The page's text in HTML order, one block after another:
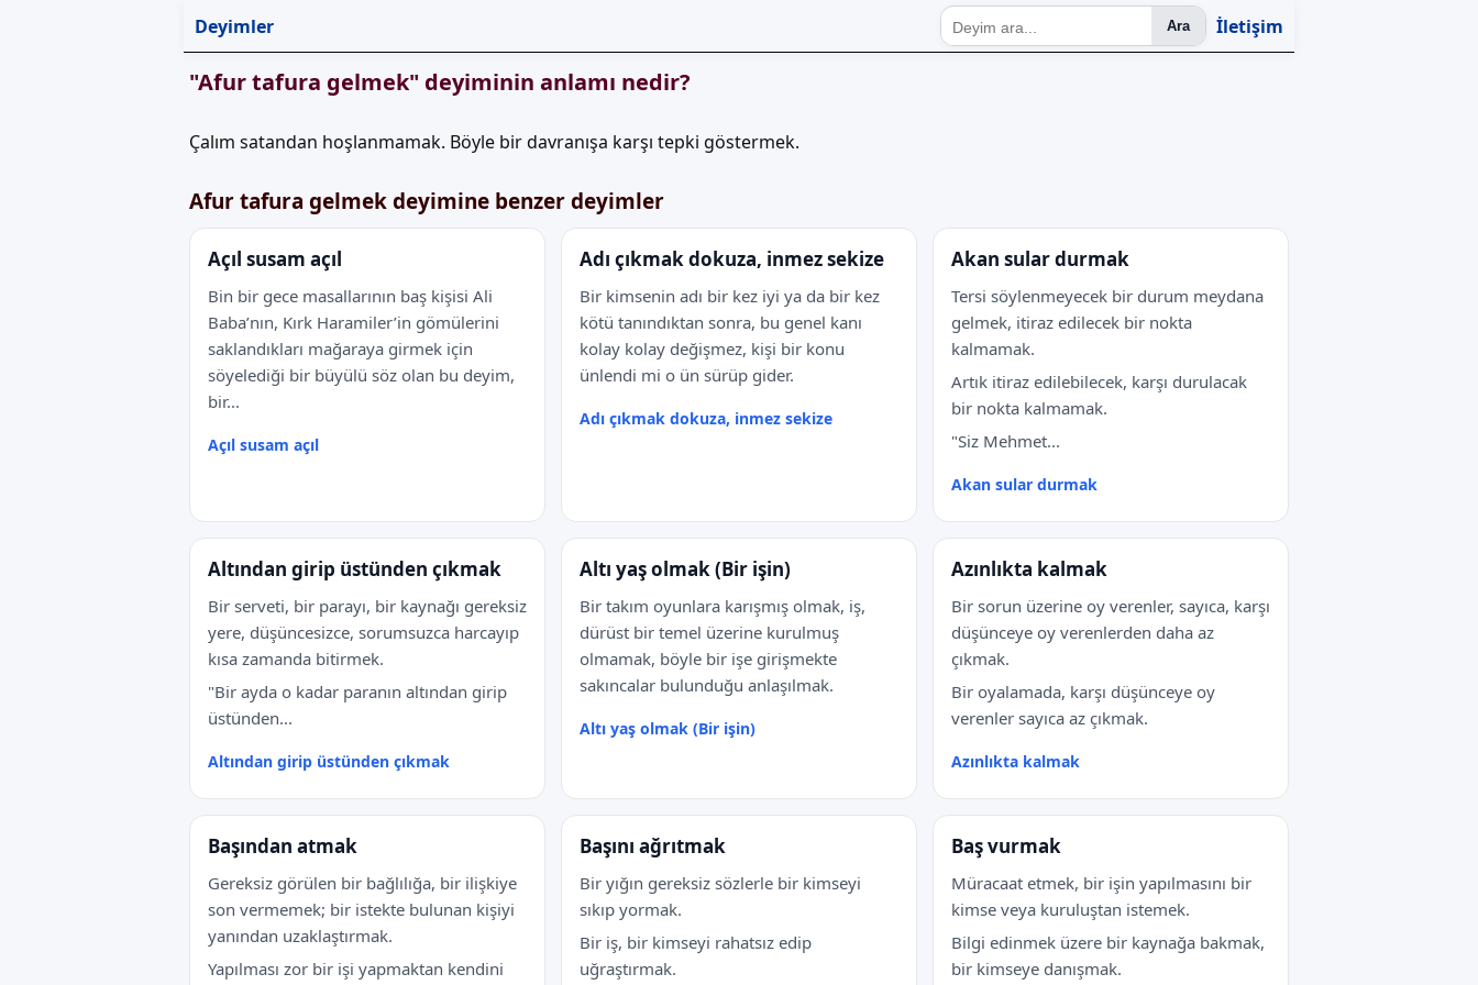
Deyimler Ara İletişim
"Afur tafura gelmek" deyiminin anlamı nedir?
Çalım satandan hoşlanmamak. Böyle bir davranışa karşı tepki göstermek.
Afur tafura gelmek deyimine benzer deyimler
Açıl susam açıl
Bin bir gece masallarının baş kişisi Ali
Baba’nın, Kırk Haramiler’in gömülerini
saklandıkları mağaraya girmek için
söyelediği bir büyülü söz olan bu deyim,
bir...
Açıl susam açıl
Adı çıkmak dokuza, inmez sekize
Bir kimsenin adı bir kez iyi ya da bir kez
kötü tanındıktan sonra, bu genel kanı
kolay kolay değişmez, kişi bir konu
ünlendi mi o ün sürüp gider.
Adı çıkmak dokuza, inmez sekize
Akan sular durmak
Tersi söylenmeyecek bir durum meydana
gelmek, itiraz edilecek bir nokta
kalmamak.
Artık itiraz edilebilecek, karşı durulacak
bir nokta kalmamak.
"Siz Mehmet...
Akan sular durmak
Altından girip üstünden çıkmak
Bir serveti, bir parayı, bir kaynağı gereksiz
yere, düşüncesizce, sorumsuzca harcayıp
kısa zamanda bitirmek.
"Bir ayda o kadar paranın altından girip
üstünden...
Altından girip üstünden çıkmak
Altı yaş olmak (Bir işin)
Bir takım oyunlara karışmış olmak, iş,
dürüst bir temel üzerine kurulmuş
olmamak, böyle bir işe girişmekte
sakıncalar bulunduğu anlaşılmak.
Altı yaş olmak (Bir işin)
Azınlıkta kalmak
Bir sorun üzerine oy verenler, sayıca, karşı
düşünceye oy verenlerden daha az
çıkmak.
Bir oyalamada, karşı düşünceye oy
verenler sayıca az çıkmak.
Azınlıkta kalmak
Başından atmak
Gereksiz görülen bir bağlılığa, bir ilişkiye
son vermemek; bir istekte bulunan kişiyi
yanından uzaklaştırmak.
Yapılması zor bir işi yapmaktan kendini
Başını ağrıtmak
Bir yığın gereksiz sözlerle bir kimseyi
sıkıp yormak.
Bir iş, bir kimseyi rahatsız edip
uğraştırmak.
Baş vurmak
Müracaat etmek, bir işin yapılmasını bir
kimse veya kuruluştan istemek.
Bilgi edinmek üzere bir kaynağa bakmak,
bir kimseye danışmak.